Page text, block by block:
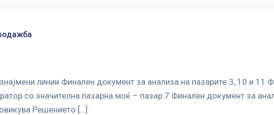
линии Финален документ за анализа на пазарите 3, 10 и 11
со значителна пазарна моќ – пазар 7 Финален документ за
Решението […]